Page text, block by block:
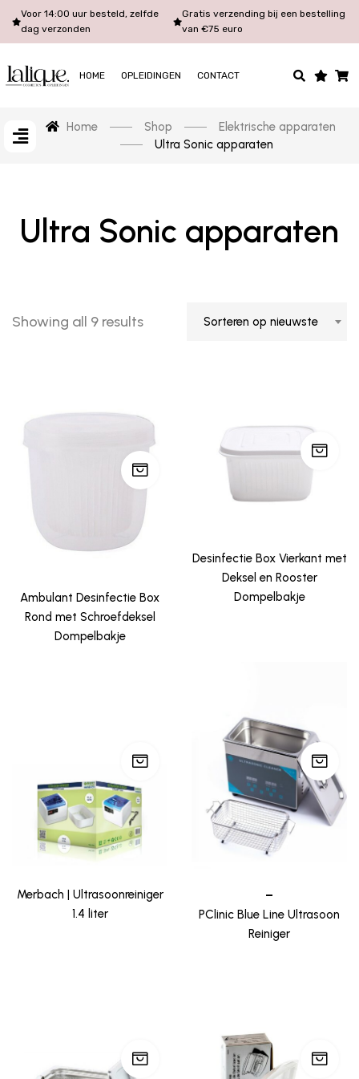
Voor 14:00 uur besteld, zelfde
dag verzonden
Gratis verzending bij een bestelling
van €75 euro
HOME OPLEIDINGEN CONTACT
Home Shop
Elektrische apparaten
Ultra Sonic apparaten
Ultra Sonic apparaten
Showing all 9 results Sorteren op nieuwste
Ambulant Desinfectie Box
Rond met Schroefdeksel
Dompelbakje
Desinfectie Box Vierkant met
Deksel en Rooster
Dompelbakje
Merbach | Ultrasoonreiniger
1.4 liter
–
PClinic Blue Line Ultrasoon
Reiniger